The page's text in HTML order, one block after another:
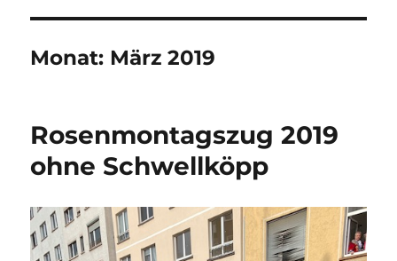
Monat: März 2019
Rosenmontagszug 2019
ohne Schwellköpp